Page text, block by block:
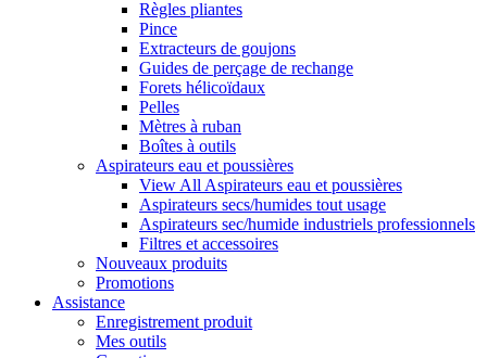
Règles pliantes
Pince
Extracteurs de goujons
Guides de perçage de rechange
Forets hélicoïdaux
Pelles
Mètres à ruban
Boîtes à outils
Aspirateurs eau et poussières
View All Aspirateurs eau et poussières
Aspirateurs secs/humides tout usage
Aspirateurs sec/humide industriels professionnels
Filtres et accessoires
Nouveaux produits
Promotions
Assistance
Enregistrement produit
Mes outils